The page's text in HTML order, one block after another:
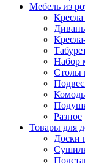
Мебель из
Кресла
Набор
Столы
Разное
Товары для
Доски